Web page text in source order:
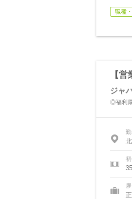
職種
【
ジャ
◎福利